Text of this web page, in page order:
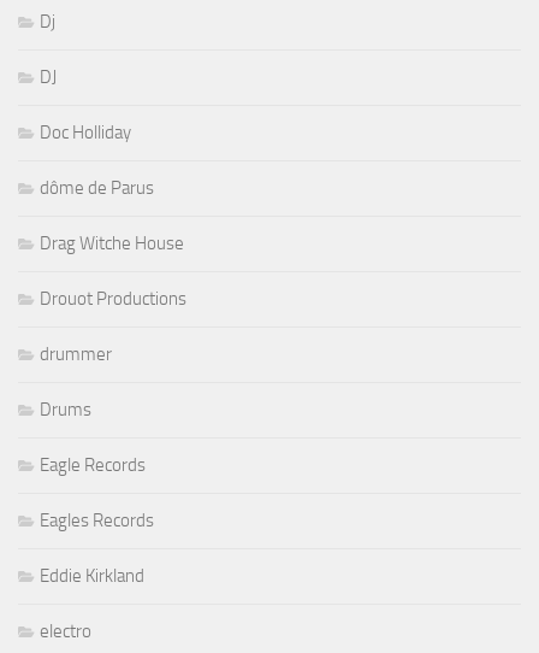
Dj
DJ
Doc Holliday
dôme de Parus
Drag Witche House
Drouot Productions
drummer
Drums
Eagle Records
Eagles Records
Eddie Kirkland
electro